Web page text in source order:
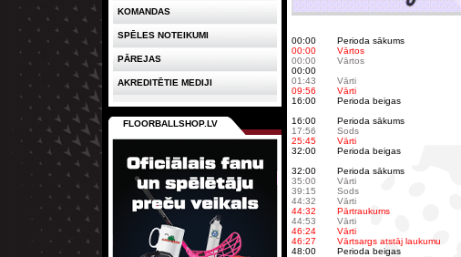
00:00 Perioda sākums
00:00
Vārtos
00:00
Vārtos
00:00
01:43
Vārti
09:56
Vārti
16:00
Perioda beigas
16:00
Perioda sākums
17:56
Sods
25:45
Vārti
32:00
Perioda beigas
32:00
Perioda sākums
35:00
Vārti
39:15
Sods
44:32
Vārti
44:32
Pārtraukums
44:53
Vārti
46:24
Vārti
46:27
Vārtsargs atstāj laukumu
48:00
Perioda beigas
KOMANDAS
SPĒLES NOTEIKUMI
PĀREJAS
AKREDITĒTIE MEDIJI
FLOORBALLSHOP.LV